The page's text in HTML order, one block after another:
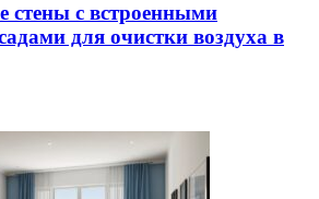
с встроенными
для очистки воздуха в